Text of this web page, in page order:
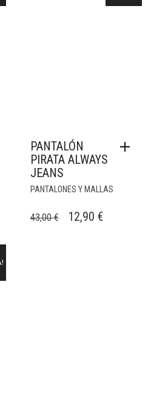
18,90 €.
PANTALÓN
PIRATA ALWAYS
JEANS
PANTALONES Y MALLAS
43,00€
EL
12,90 €EL